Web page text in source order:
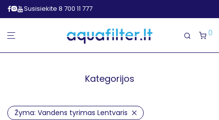
Susisiekite 8 700 11 777
0
Kategorijos
Žyma: Vandens tyrimas Lentvaris